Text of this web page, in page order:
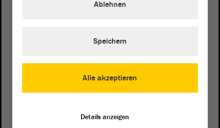
von Sachsen-Anhalt
39104 Magdeburg
Wegbeschreibung
Alle akzeptieren
Ablehnen
Speichern
Details anzeigen